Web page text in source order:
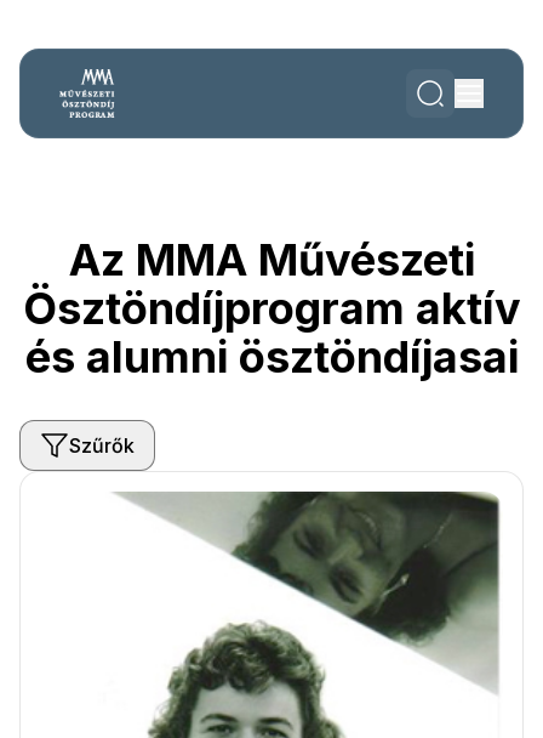
Az MMA Művészeti
Ösztöndíjprogram aktív
és alumni ösztöndíjasai
Szűrők